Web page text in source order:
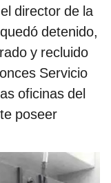
director de la
detenido,
y recluido
Servicio
oficinas del
poseer